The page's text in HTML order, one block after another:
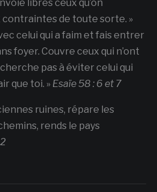
libres ceux qu’on
de toute sorte. »
celui qui a faim et fais entrer
foyer. Couvre ceux qui n’ont
pas à éviter celui qui
que toi. » Esaïe 58 : 6 et 7
ruines, répare les
rends le pays